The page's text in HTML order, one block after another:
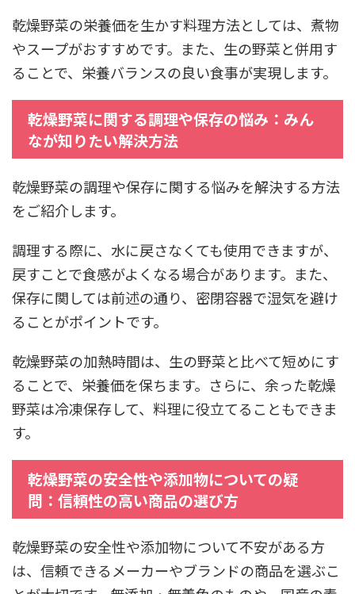
乾燥野菜の栄養価を生かす料理方法としては、煮物
やスープがおすすめです。また、生の野菜と併用す
ることで、栄養バランスの良い食事が実現します。
乾燥野菜に関する調理や保存の悩み：みん
なが知りたい解決方法
乾燥野菜の調理や保存に関する悩みを解決する方法
をご紹介します。
調理する際に、水に戻さなくても使用できますが、
戻すことで食感がよくなる場合があります。また、
保存に関しては前述の通り、密閉容器で湿気を避け
ることがポイントです。
乾燥野菜の加熱時間は、生の野菜と比べて短めにす
ることで、栄養価を保ちます。さらに、余った乾燥
野菜は冷凍保存して、料理に役立てることもできま
す。
乾燥野菜の安全性や添加物についての疑
問：信頼性の高い商品の選び方
乾燥野菜の安全性や添加物について不安がある方
は、信頼できるメーカーやブランドの商品を選ぶこ